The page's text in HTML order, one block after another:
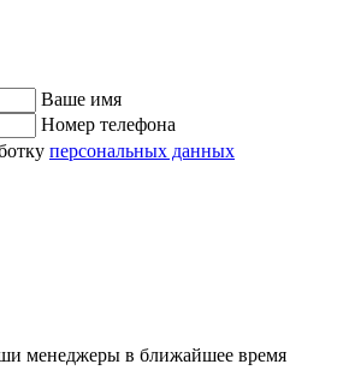
Ваше имя
Номер телефона
персональных данных
менеджеры в ближайшее время